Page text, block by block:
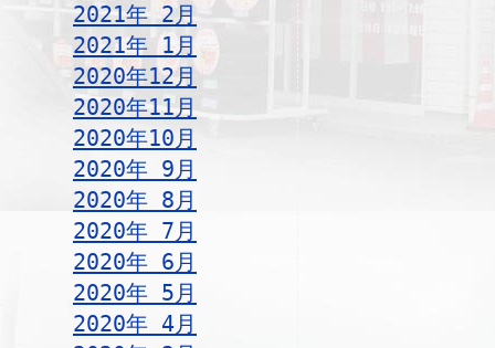
2021年 2月
2021年 1月
2020年12月
2020年11月
2020年10月
2020年 9月
2020年 8月
2020年 7月
2020年 6月
2020年 5月
2020年 4月